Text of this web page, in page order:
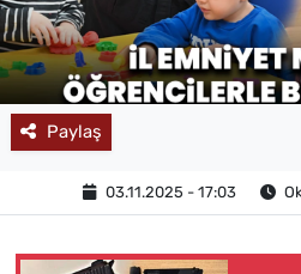
Paylaş
03.11.2025 - 17:03